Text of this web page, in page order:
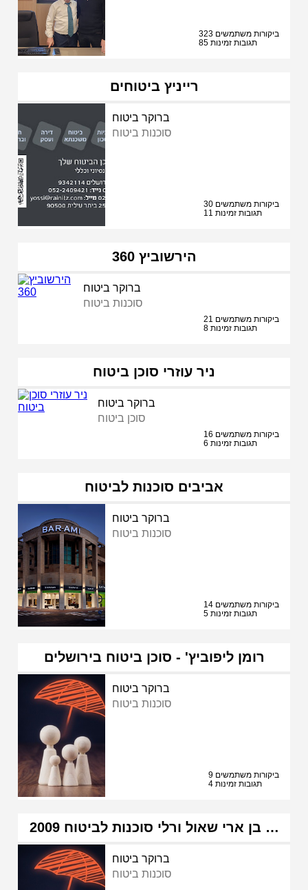
323 ביקורות משתמשים
85 תגובות זמינות
רייניץ ביטוחים
ברוקר ביטוח
סוכנות ביטוח
30 ביקורות משתמשים
11 תגובות זמינות
הירשוביץ 360
ברוקר ביטוח
סוכנות ביטוח
21 ביקורות משתמשים
8 תגובות זמינות
ניר עוזרי סוכן ביטוח
ברוקר ביטוח
סוכן ביטוח
16 ביקורות משתמשים
6 תגובות זמינות
אביבים סוכנות לביטוח
ברוקר ביטוח
סוכנות ביטוח
14 ביקורות משתמשים
5 תגובות זמינות
רומן ליפוביץ' - סוכן ביטוח בירושלים
ברוקר ביטוח
סוכנות ביטוח
9 ביקורות משתמשים
4 תגובות זמינות
בן ארי שאול ורלי סוכנות לביטוח 2009 …
ברוקר ביטוח
סוכנות ביטוח